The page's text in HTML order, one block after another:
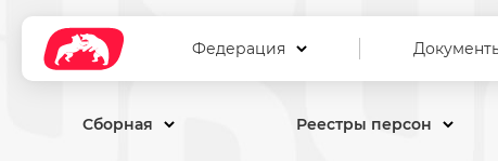
Федерация
Сборная Реестры персон